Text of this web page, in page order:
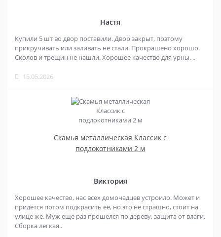
Настя
Купили 5 шт во двор поставили. Двор закрыт, поэтому
прикручивать или заливать не стали. Прокрашено хорошо.
Сколов и трещин не нашли. Хорошее качество для урны. ..
15.05.2026
Скамья металлическая Классик с
подлокотниками 2 м
Виктория
Хорошее качество, нас всех домочадцев устроило. Может и
придется потом подкрасить её, но это не страшно, стоит на
улице же. Муж еще раз прошелся по дереву, защита от влаги.
Сборка легкая..